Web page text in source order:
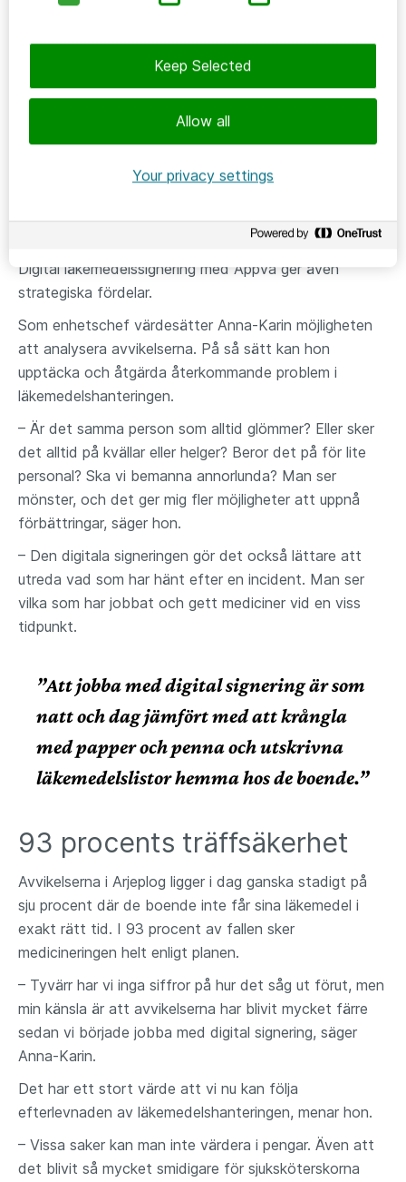
Särskilt under semestrar när många vikarier är inne, så
till misstag i medicineringen, menar hon.
Hantering av behörigheter är en annan trygghet.
Sjuksköterskan avgör vilka som kan ge mediciner – och
Strategiska fördelar för
organisationen
Digital läkemedelssignering med Appva ger även
strategiska fördelar.
Som enhetschef värdesätter Anna-Karin möjligheten
att analysera avvikelserna. På så sätt kan hon
upptäcka och åtgärda återkommande problem i
läkemedelshanteringen.
– Är det samma person som alltid glömmer? Eller sker
det alltid på kvällar eller helger? Beror det på för lite
personal? Ska vi bemanna annorlunda? Man ser
mönster, och det ger mig fler möjligheter att uppnå
förbättringar, säger hon.
– Den digitala signeringen gör det också lättare att
utreda vad som har hänt efter en incident. Man ser
vilka som har jobbat och gett mediciner vid en viss
tidpunkt.
”Att jobba med digital signering är som
natt och dag jämfört med att krångla
med papper och penna och utskrivna
läkemedelslistor hemma hos de boende.”
93 procents träffsäkerhet
Avvikelserna i Arjeplog ligger i dag ganska stadigt på
sju procent där de boende inte får sina läkemedel i
exakt rätt tid. I 93 procent av fallen sker
medicineringen helt enligt planen.
– Tyvärr har vi inga siffror på hur det såg ut förut, men
min känsla är att avvikelserna har blivit mycket färre
sedan vi började jobba med digital signering, säger
Anna-Karin.
Det har ett stort värde att vi nu kan följa
efterlevnaden av läkemedelshanteringen, menar hon.
– Vissa saker kan man inte värdera i pengar. Även att
det blivit så mycket smidigare för sjuksköterskorna
Allow all
Keep Selected
Your privacy settings